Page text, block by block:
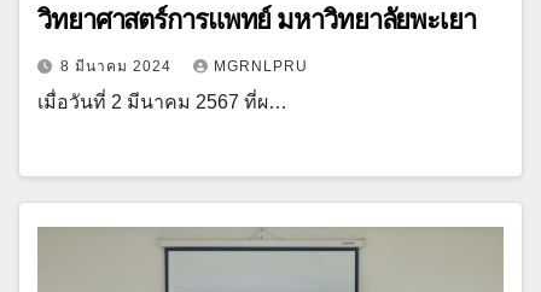
วิทยาศาสตร์การแพทย์ มหาวิทยาลัยพะเยา
8 มีนาคม 2024 MGRNLPRU
เมื่อวันที่ 2 มีนาคม 2567 ที่ผ…